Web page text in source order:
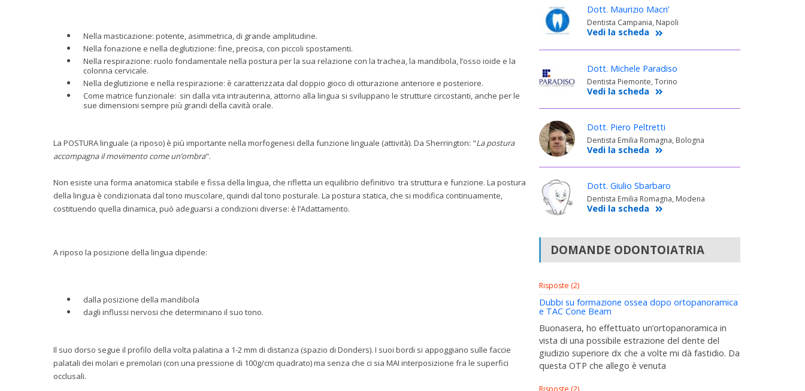
Nella masticazione: potente, asimmetrica, di grande amplitudine.
Nella fonazione e nella deglutizione: fine, precisa, con piccoli spostamenti.
Nella respirazione: ruolo fondamentale nella postura per la sua relazione con la trachea, la mandibola, l’osso ioide e la
colonna cervicale.
Nella deglutizione e nella respirazione: è caratterizzata dal doppio gioco di otturazione anteriore e posteriore.
Come matrice funzionale: sin dalla vita intrauterina, attorno alla lingua si sviluppano le strutture circostanti, anche per le
sue dimensioni sempre più grandi della cavità orale.
La POSTURA linguale (a riposo) è più importante nella morfogenesi della funzione linguale (attività). Da Sherrington: "La postura
accompagna il movimento come un’ombra".
Non esiste una forma anatomica stabile e fissa della lingua, che rifletta un equilibrio definitivo tra struttura e funzione. La postura
della lingua è condizionata dal tono muscolare, quindi dal tono posturale. La postura statica, che si modifica continuamente,
costituendo quella dinamica, può adeguarsi a condizioni diverse: è l’Adattamento.
A riposo la posizione della lingua dipende:
dalla posizione della mandibola
dagli influssi nervosi che determinano il suo tono.
Il suo dorso segue il profilo della volta palatina a 1-2 mm di distanza (spazio di Donders). I suoi bordi si appoggiano sulle faccie
palatali dei molari e premolari (con una pressione di 100g/cm quadrato) ma senza che ci sia MAI interposizione fra le superfici
occlusali.
Dott. Maurizio Macri'
Dentista Campania, Napoli
Vedi la scheda
Dott. Michele Paradiso
Dentista Piemonte, Torino
Vedi la scheda
Dott. Piero Peltretti
Dentista Emilia Romagna, Bologna
Vedi la scheda
Dott. Giulio Sbarbaro
Dentista Emilia Romagna, Modena
Vedi la scheda
DOMANDE ODONTOIATRIA
Risposte (2)
Dubbi su formazione ossea dopo ortopanoramica
e TAC Cone Beam
Buonasera, ho effettuato un’ortopanoramica in
vista di una possibile estrazione del dente del
giudizio superiore dx che a volte mi dà fastidio. Da
questa OTP che allego è venuta
Risposte (2)